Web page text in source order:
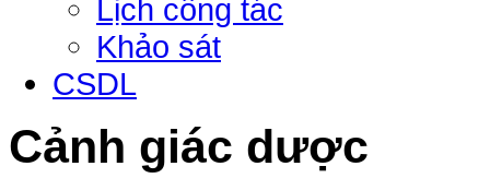
Lịch công tác
Khảo sát
CSDL
Cảnh giác dược